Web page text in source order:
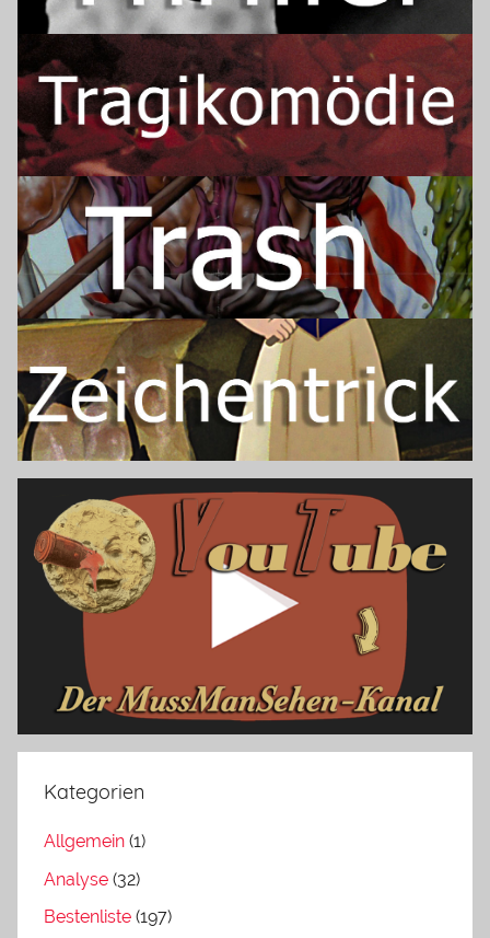
Kategorien
Allgemein (1)
Analyse (32)
Bestenliste (197)